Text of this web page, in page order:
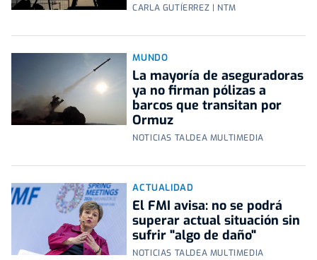
CARLA GUTÍERREZ | NTM
MUNDO
La mayoría de aseguradoras
ya no firman pólizas a
barcos que transitan por
Ormuz
NOTICIAS TALDEA MULTIMEDIA
ACTUALIDAD
El FMI avisa: no se podrá
superar actual situación sin
sufrir "algo de daño"
NOTICIAS TALDEA MULTIMEDIA